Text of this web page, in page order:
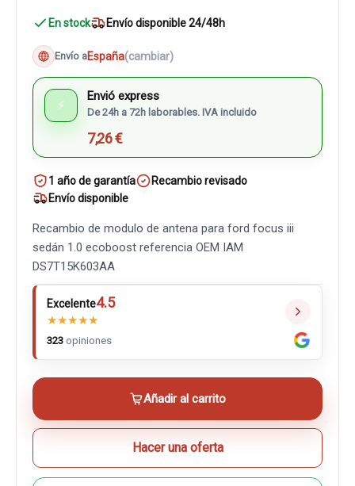
En stock Envío disponible 24/48h
Envío aEspaña(cambiar)
⚡
Envió express
De 24h a 72h laborables. IVA incluido
7,26 €
1 año de garantía
Recambio revisado
Envío disponible
Recambio de modulo de antena para ford focus iii
sedán 1.0 ecoboost referencia OEM IAM
DS7T15K603AA
Excelente4.5
★★★★★
323 opiniones
Añadir al carrito
Hacer una oferta